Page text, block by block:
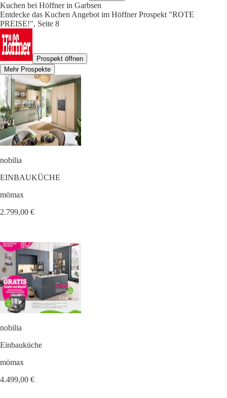
Kuchen bei Höffner in Garbsen
Entdecke das Kuchen Angebot im Höffner Prospekt "ROTE
PREISE!", Seite 8
Prospekt öffnen
Mehr Prospekte
nobilia
EINBAUKÜCHE
mömax
2.799,00 €
nobilia
Einbauküche
mömax
4.499,00 €